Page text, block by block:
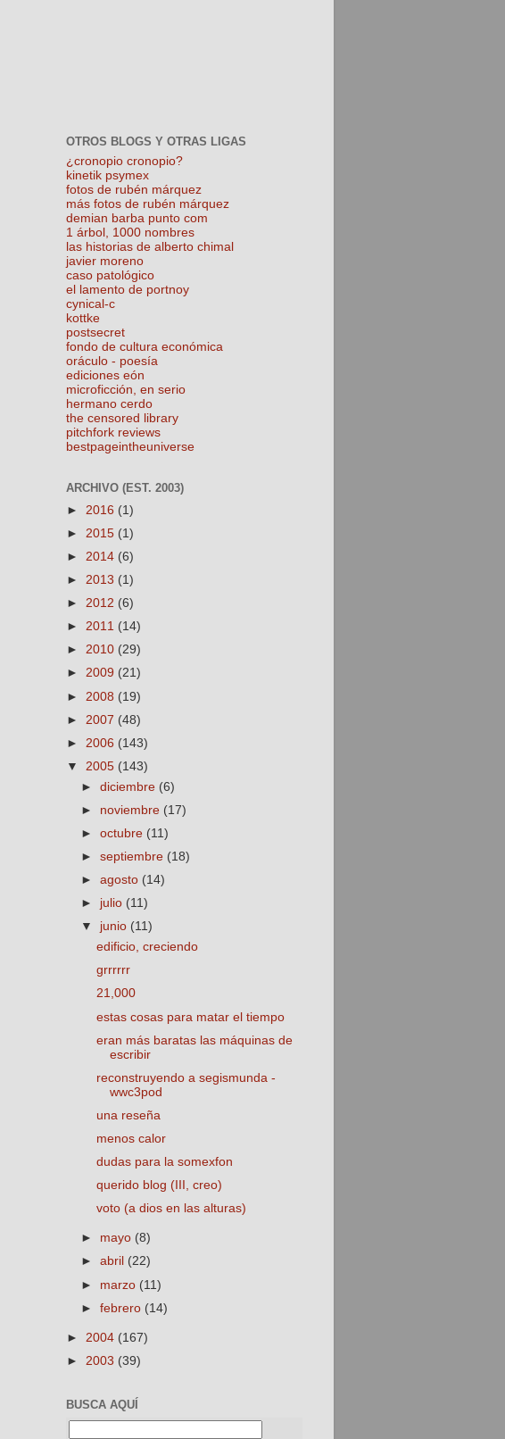
OTROS BLOGS Y OTRAS LIGAS
¿cronopio cronopio?
kinetik psymex
fotos de rubén márquez
más fotos de rubén márquez
demian barba punto com
1 árbol, 1000 nombres
las historias de alberto chimal
javier moreno
caso patológico
el lamento de portnoy
cynical-c
kottke
postsecret
fondo de cultura económica
oráculo - poesía
ediciones eón
microficción, en serio
hermano cerdo
the censored library
pitchfork reviews
bestpageintheuniverse
ARCHIVO (EST. 2003)
► 2016 (1)
► 2015 (1)
► 2014 (6)
► 2013 (1)
► 2012 (6)
► 2011 (14)
► 2010 (29)
► 2009 (21)
► 2008 (19)
► 2007 (48)
► 2006 (143)
▼ 2005 (143)
►diciembre (6)
► noviembre (17)
►octubre (11)
►septiembre (18)
►agosto (14)
► julio (11)
▼ junio (11)
edificio, creciendo
grrrrrr
21,000
estas cosas para matar el tiempo
eran más baratas las máquinas de
escribir
reconstruyendo a segismunda -
wwc3pod
una reseña
menos calor
dudas para la somexfon
querido blog (III, creo)
voto (a dios en las alturas)
► mayo (8)
►abril (22)
► marzo (11)
►febrero (14)
► 2004 (167)
► 2003 (39)
BUSCA AQUÍ